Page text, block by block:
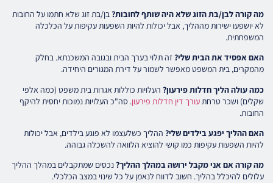
מה קורה לבן/בת הזוג שלא היה שותף לחובות?בן/בת זוג שלא חתמו על החובות
לא יושפעו ישירות מההליך, אבל יכולות להיות השפעות עקיפות על הכלכלה
המשפחתית.
האם אפסיד את הבית שלי?זה תלוי בערך הבית ובגובה המשכנתא. בחלק
מהמקרים, בית המשפט מאפשר לשמור על דירת המגורים היחידה.
כמה עולה הליך חדלות פירעון? העלויות כוללות אגרות בית משפט (כמה אלפי
שקלים) ושכר טרחת עורך דין חדלות פירעון. סה"כ העלויות נמוכות יחסית להיקף
החובות.
האם ההליך יפגע בילדים שלי? ההליך כשלעצמו לא פוגע בילדים, אבל יכולות
להיות השפעות עקיפות כמו קושי להוציא הלוואה להשכלה גבוהה.
מה קורה אם אני מקבל ירושה במהלך ההליך?נכסים שמתקבלים במהלך ההליך
עלולים להיכלל בהליך. חשוב לדווח לנאמן על כל שינוי במצב הכלכלי.